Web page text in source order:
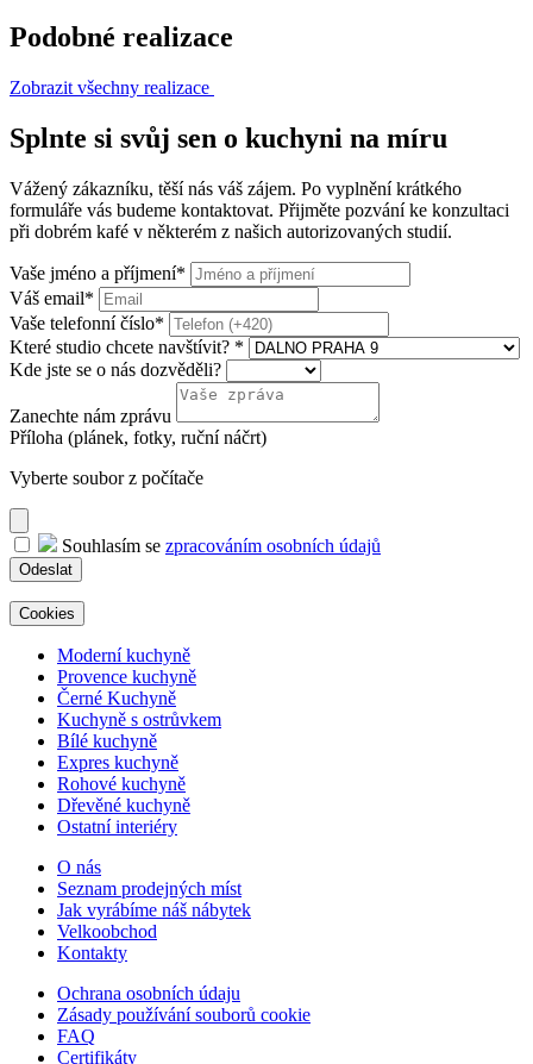
Podobné realizace
Zobrazit všechny realizace
Splnte si svůj sen o kuchyni na míru
Vážený zákazníku, těší nás váš zájem. Po vyplnění krátkého
formuláře vás budeme kontaktovat. Přijměte pozvání ke konzultaci
při dobrém kafé v některém z našich autorizovaných studií.
Vaše jméno a příjmení*
Váš email*
Vaše telefonní číslo*
Které studio chcete navštívit? *
Kde jste se o nás dozvěděli?
Zanechte nám zprávu
Příloha (plánek, fotky, ruční náčrt)
Vyberte soubor z počítače
Souhlasím se zpracováním osobních údajů
Odeslat
Cookies
Moderní kuchyně
Provence kuchyně
Černé Kuchyně
Kuchyně s ostrůvkem
Bílé kuchyně
Expres kuchyně
Rohové kuchyně
Dřevěné kuchyně
Ostatní interiéry
O nás
Seznam prodejných míst
Jak vyrábíme náš nábytek
Velkoobchod
Kontakty
Ochrana osobních údaju
Zásady používání souborů cookie
FAQ
Certifikáty